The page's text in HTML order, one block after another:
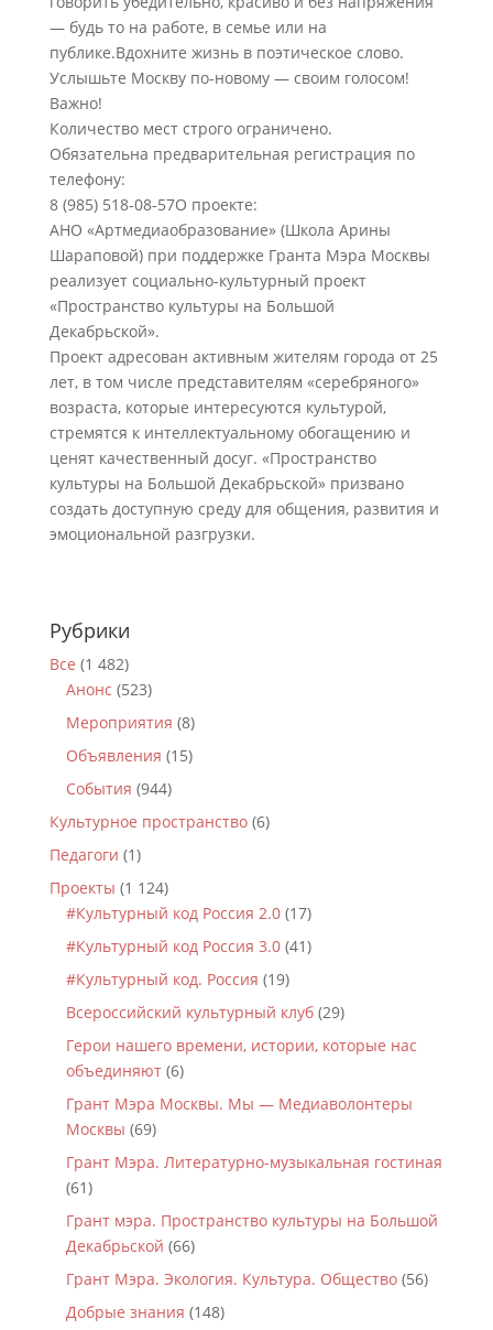
— будь то на работе, в семье или на
публике.Вдохните жизнь в поэтическое слово.
Услышьте Москву по-новому — своим голосом!
Важно!
Количество мест строго ограничено.
Обязательна предварительная регистрация по
телефону:
8 (985) 518-08-57О проекте:
АНО «Артмедиаобразование» (Школа Арины
Шараповой) при поддержке Гранта Мэра Москвы
реализует социально-культурный проект
«Пространство культуры на Большой
Декабрьской».
Проект адресован активным жителям города от 25
лет, в том числе представителям «серебряного»
возраста, которые интересуются культурой,
стремятся к интеллектуальному обогащению и
ценят качественный досуг. «Пространство
культуры на Большой Декабрьской» призвано
создать доступную среду для общения, развития и
эмоциональной разгрузки.
Рубрики
Все (1 482)
Анонс (523)
Мероприятия (8)
Объявления (15)
События (944)
Культурное пространство(6)
Педагоги (1)
Проекты (1 124)
#Культурный код Россия 2.0(17)
#Культурный код Россия 3.0(41)
#Культурный код. Россия (19)
Всероссийский культурный клуб(29)
Герои нашего времени, истории, которые нас
объединяют(6)
Грант Мэра Москвы. Мы — Медиаволонтеры
Москвы (69)
Грант Мэра. Литературно-музыкальная гостиная
(61)
Грант мэра. Пространство культуры на Большой
Декабрьской (66)
Грант Мэра. Экология. Культура. Общество(56)
Добрые знания (148)